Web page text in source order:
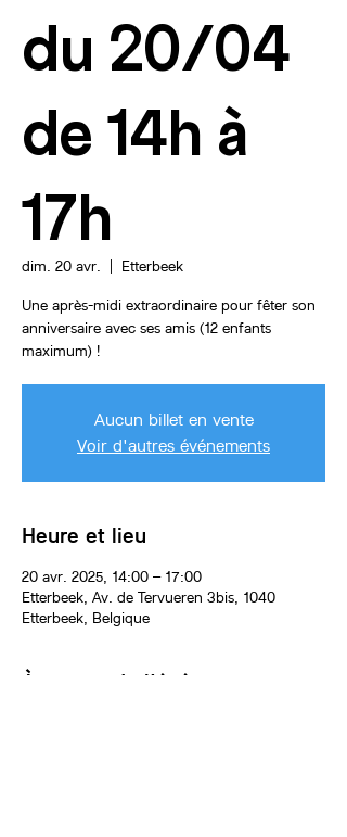
du 20/04
de 14h à
17h
dim. 20 avr. Etterbeek
Une après-midi extraordinaire pour fêter son
anniversaire avec ses amis (12 enfants
maximum) !
Aucun billet en vente
Voir d'autres événements
Heure et lieu
20 avr. 2025, 14:00 – 17:00
Etterbeek, Av. de Tervueren 3bis, 1040
Etterbeek, Belgique
À propos de l'événement